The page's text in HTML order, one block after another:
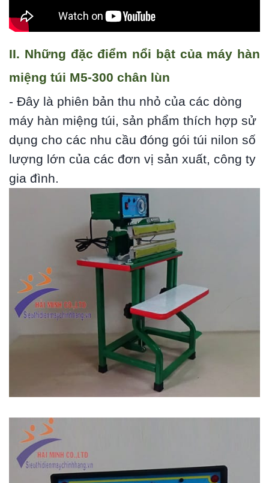
II. Những đặc điểm nổi bật của máy hàn
miệng túi M5-300 chân lùn
- Đây là phiên bản thu nhỏ của các dòng
máy hàn miệng túi, sản phẩm thích hợp sử
dụng cho các nhu cầu đóng gói túi nilon số
lượng lớn của các đơn vị sản xuất, công ty
gia đình.